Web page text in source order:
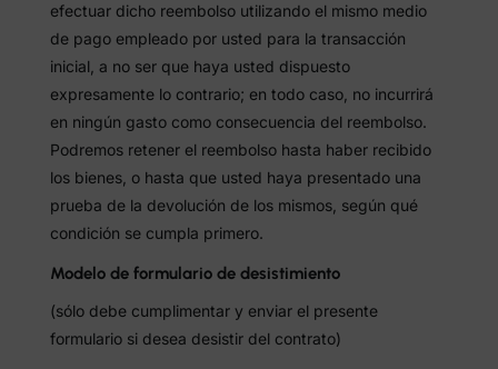
efectuar dicho reembolso utilizando el mismo medio
de pago empleado por usted para la transacción
inicial, a no ser que haya usted dispuesto
expresamente lo contrario; en todo caso, no incurrirá
en ningún gasto como consecuencia del reembolso.
Podremos retener el reembolso hasta haber recibido
los bienes, o hasta que usted haya presentado una
prueba de la devolución de los mismos, según qué
condición se cumpla primero.
Modelo de formulario de desistimiento
(sólo debe cumplimentar y enviar el presente
formulario si desea desistir del contrato)